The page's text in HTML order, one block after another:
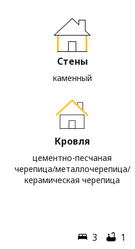
Стены
каменный
Кровля
цементно-песчаная
черепица/металлочерепица/
керамическая черепица
3 1